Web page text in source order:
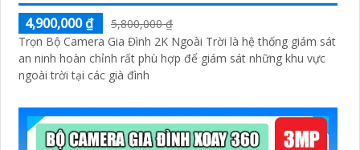
4,900,000 ₫
5,800,000 ₫
Trọn Bộ Camera Gia Đình 2K Ngoài Trời là hệ thống giám sát
an ninh hoàn chỉnh rất phù hợp để giám sát những khu vực
ngoài trời tại các già đình